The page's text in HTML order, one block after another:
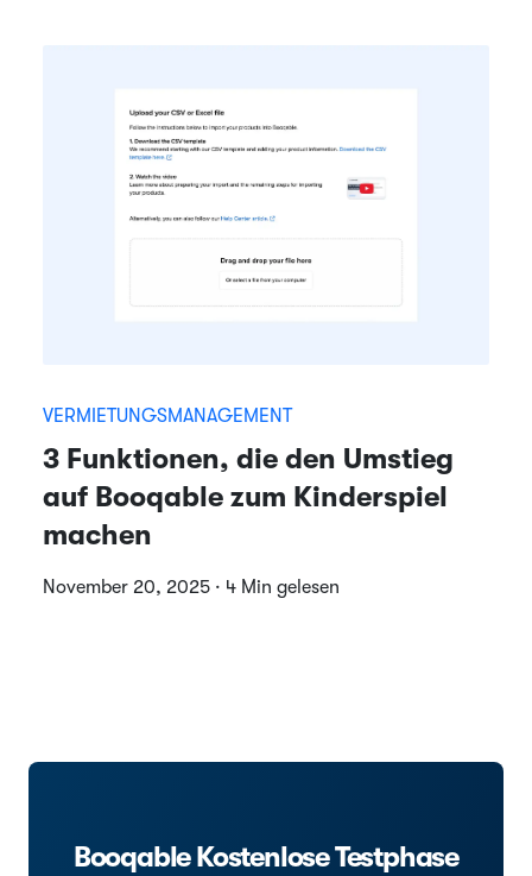
VERMIETUNGSMANAGEMENT
3 Funktionen, die den Umstieg
auf Booqable zum Kinderspiel
machen
November 20, 2025 · 4 Min gelesen
Booqable Kostenlose Testphase